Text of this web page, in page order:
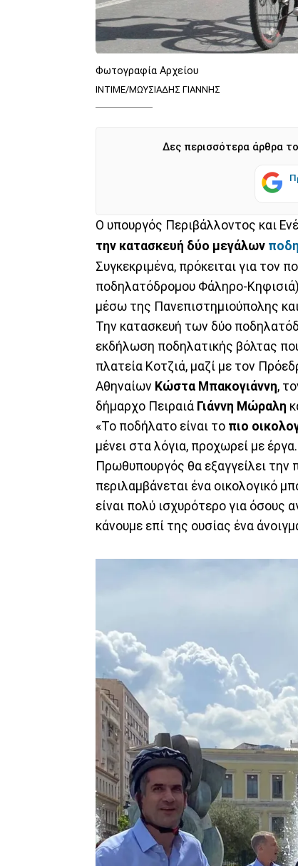
Φωτογραφία Αρχείου
ΙΝΤΙΜΕ/ΜΩΥΣΙΑΔΗΣ ΓΙΑΝΝΗΣ
Δες περισσότερα άρθρα
Ο υπουργός Περιβάλλοντος και
την κατασκευή δύο μεγάλων
Συγκεκριμένα, πρόκειται για τον
ποδηλατόδρομου Φάληρο-
μέσω της Πανεπιστημιούπολης
Την κατασκευή των δύο
εκδήλωση ποδηλατικής βόλτας
πλατεία Κοτζιά, μαζί με τον
Αθηναίων Κώστα Μπακογιάννη,
δήμαρχο Πειραιά Γιάννη Μώραλη
«Το ποδήλατο είναι το πιο
μένει στα λόγια, προχωρεί με
Πρωθυπουργός θα εξαγγείλει την
περιλαμβάνεται ένα οικολογικό
είναι πολύ ισχυρότερο για όσους
κάνουμε επί της ουσίας ένα